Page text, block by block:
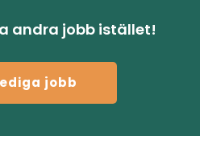
andra jobb istället!
jobb